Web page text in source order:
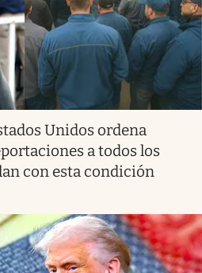
Unidos ordena
a todos los
con esta condición